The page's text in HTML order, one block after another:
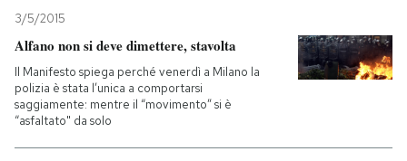
Mondo
Politica
Tecnologia
Internet
Scienza
Cultura
Consumismi
Storie/Idee
Europa
3/5/2015
Alfano non si deve dimettere, stavolta
Il Manifesto spiega perché venerdì a Milano la
polizia è stata l’unica a comportarsi
saggiamente: mentre il “movimento” si è
“asfaltato" da solo